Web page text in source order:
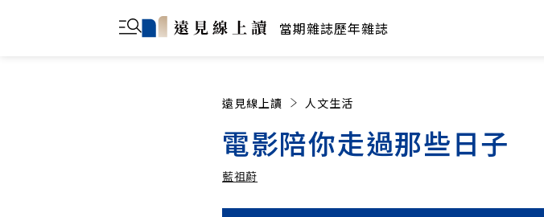
當期雜誌歷年雜誌
遠見線上讀 人文生活
電影陪你走過那些日子
藍祖蔚